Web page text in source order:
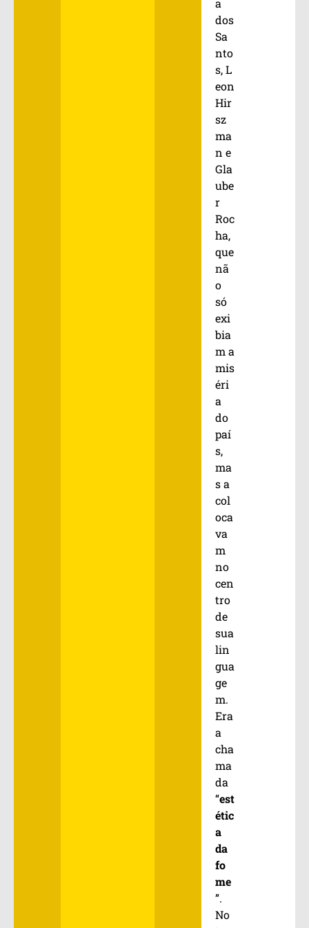
a
dos
Sa
nto
s, L
eon
Hir
sz
ma
n e
Gla
ube
r
Roc
ha,
que
nã
o
só
exi
bia
m a
mis
éri
a
do
paí
s,
ma
s a
col
oca
va
m
no
cen
tro
de
sua
lin
gua
ge
m.
Era
a
cha
ma
da
“est
étic
a
da
fo
me
”.
No